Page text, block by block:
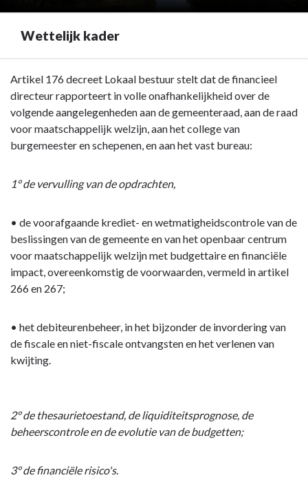
Wettelijk kader
Terug
naar
navigatie
Rapportering
directeur
kader
Artikel 176 decreet Lokaal bestuur stelt dat de financieel
directeur rapporteert in volle onafhankelijkheid over de
volgende aangelegenheden aan de gemeenteraad, aan de raad
voor maatschappelijk welzijn, aan het college van
burgemeester en schepenen, en aan het vast bureau:
1° de vervulling van de opdrachten,
• de voorafgaande krediet- en wetmatigheidscontrole van de
beslissingen van de gemeente en van het openbaar centrum
voor maatschappelijk welzijn met budgettaire en financiële
impact, overeenkomstig de voorwaarden, vermeld in artikel
266 en 267;
• het debiteurenbeheer, in het bijzonder de invordering van
de fiscale en niet-fiscale ontvangsten en het verlenen van
kwijting.
2° de thesaurietoestand, de liquiditeitsprognose, de
beheerscontrole en de evolutie van de budgetten;
3° de financiële risico's.